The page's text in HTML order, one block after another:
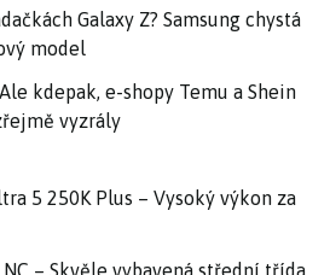
Galaxy Z? Samsung chystá
model
kdepak, e-shopy Temu a Shein
vyzrály
5 250K Plus – Vysoký výkon za
NC – Skvěle vybavená střední třída